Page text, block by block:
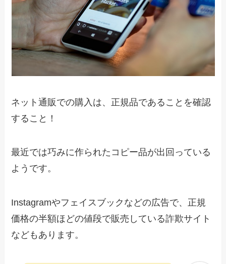
ネット通販での購入は、正規品であることを確認
すること！
最近では巧みに作られたコピー品が出回っている
ようです。
Instagramやフェイスブックなどの広告で、正規
価格の半額ほどの値段で販売している詐欺サイト
などもあります。